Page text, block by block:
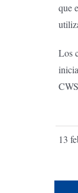
que
Los
13